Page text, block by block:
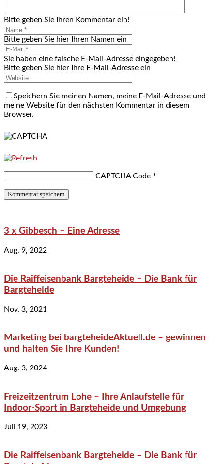
Bitte geben Sie Ihren Kommentar ein!
Bitte geben Sie hier Ihren Namen ein
Sie haben eine falsche E-Mail-Adresse eingegeben!
Bitte geben Sie hier Ihre E-Mail-Adresse ein
Speichern Sie meinen Namen, meine E-Mail-Adresse und
meine Website für den nächsten Kommentar in diesem
Browser.
CAPTCHA Code *
3 x Gibbesch – Eine Adresse
Aug. 9, 2022
Die Raiffeisenbank Bargteheide – Die Bank für
Bargteheide
Nov. 3, 2021
Marketing bei bargteheideAktuell.de – gewinnen
und halten Sie Ihre Kunden!
Aug. 3, 2024
Freizeitzentrum Lohe – Ihre Anlaufstelle für
Indoor-Sport in Bargteheide und Umgebung
Juli 19, 2023
Die Raiffeisenbank Bargteheide – Die Bank für